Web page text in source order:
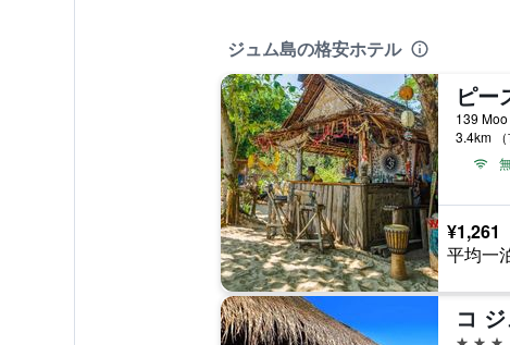
ジュム島の格安ホテル
139
3.4km （
¥1,261
平均一
コ
3つ星